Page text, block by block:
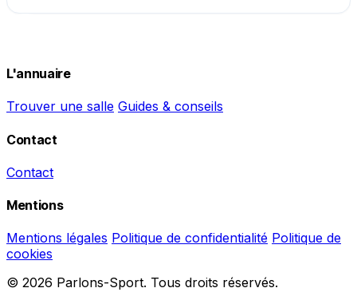
L'annuaire
Trouver une salle Guides & conseils
Contact
Contact
Mentions
Mentions légales Politique de confidentialité Politique de
cookies
© 2026 Parlons-Sport. Tous droits réservés.